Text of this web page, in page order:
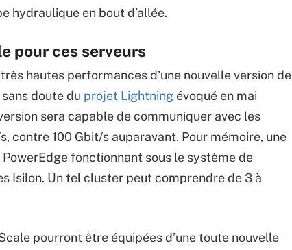
hydraulique en bout d’allée.
pour ces serveurs
hautes performances d’une nouvelle version de
doute du projet Lightning évoqué en mai
sera capable de communiquer avec les
contre 100 Gbit/s auparavant. Pour mémoire, une
fonctionnant sous le système de
Isilon. Un tel cluster peut comprendre de 3 à
pourront être équipées d’une toute nouvelle